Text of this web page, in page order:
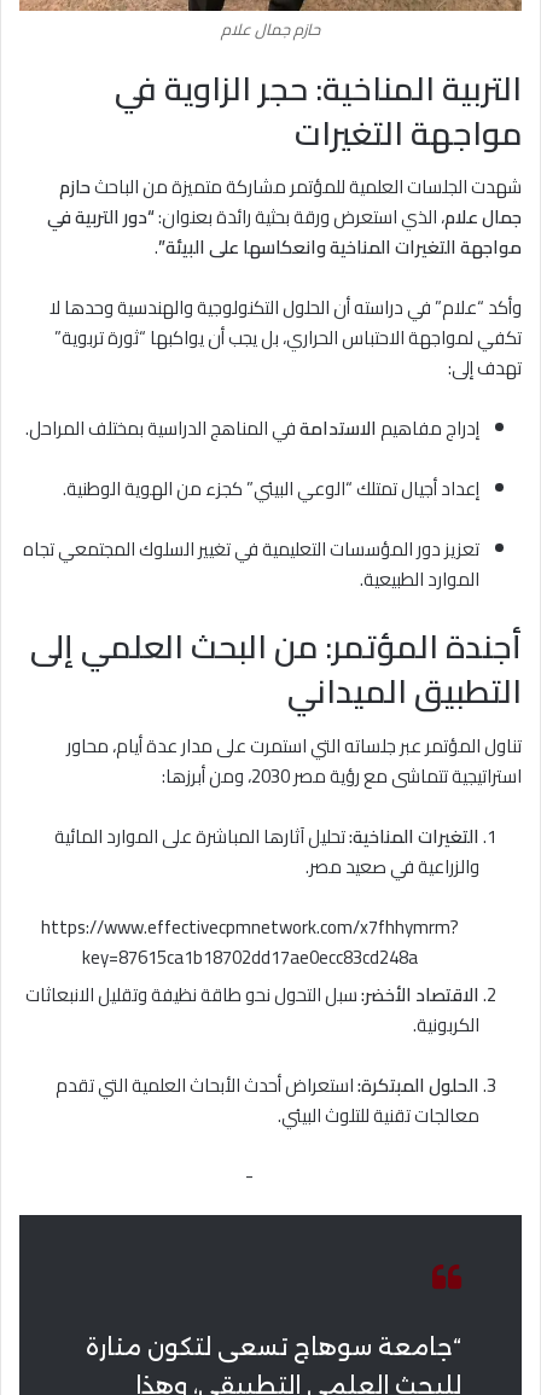
حازم جمال علام
التربية المناخية: حجر الزاوية في
مواجهة التغيرات
شهدت الجلسات العلمية للمؤتمر مشاركة متميزة من الباحثحازم
جمال علام، الذي استعرض ورقة بحثية رائدة بعنوان:“دور التربية في
مواجهة التغيرات المناخية وانعكاسها على البيئة”.
وأكد “علام” في دراسته أن الحلول التكنولوجية والهندسية وحدها لا
تكفي لمواجهة الاحتباس الحراري، بل يجب أن يواكبها “ثورة تربوية”
تهدف إلى:
إدراج مفاهيمالاستدامةفي المناهج الدراسية بمختلف المراحل.
إعداد أجيال تمتلك “الوعي البيئي” كجزء من الهوية الوطنية.
تعزيز دور المؤسسات التعليمية في تغيير السلوك المجتمعي تجاه
الموارد الطبيعية.
أجندة المؤتمر: من البحث العلمي إلى
التطبيق الميداني
تناول المؤتمر عبر جلساته التي استمرت على مدار عدة أيام، محاور
استراتيجية تتماشى مع رؤية مصر 2030، ومن أبرزها:
التغيرات المناخية:تحليل آثارها المباشرة على الموارد المائية
والزراعية في صعيد مصر.
https://www.effectivecpmnetwork.com/x7fhhymrm?
key=87615ca1b18702dd17ae0ecc83cd248a
الاقتصاد الأخضر:سبل التحول نحو طاقة نظيفة وتقليل الانبعاثات
الكربونية.
الحلول المبتكرة:استعراض أحدث الأبحاث العلمية التي تقدم
معالجات تقنية للتلوث البيئي.
-
“جامعة سوهاج تسعى لتكون منارة
للبحث العلمي التطبيقي، وهذا